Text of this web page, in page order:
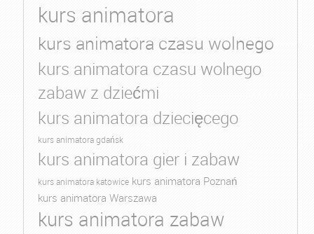
kurs animatora
kurs animatora czasu wolnego
kurs animatora czasu wolnego
zabaw z dziećmi
kurs animatora dziecięcego
kurs animatora gdańsk
kurs animatora gier i zabaw
kurs animatora katowice kurs animatora Poznań
kurs animatora Warszawa
kurs animatora zabaw